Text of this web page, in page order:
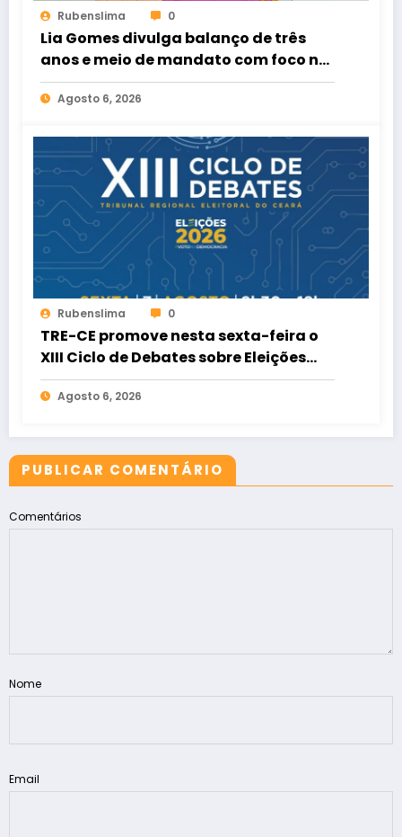
Rubenslima 0
Lia Gomes divulga balanço de três
anos e meio de mandato com foco na
defesa das mulheres cearenses
Agosto 6, 2026
Rubenslima 0
TRE-CE promove nesta sexta-feira o
XIII Ciclo de Debates sobre Eleições
2026
Agosto 6, 2026
PUBLICAR COMENTÁRIO
Comentários
Nome
Email